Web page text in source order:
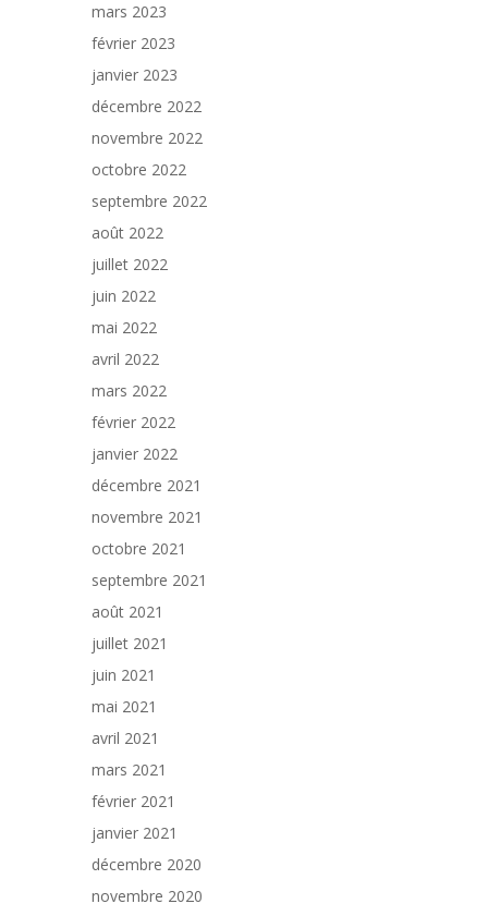
mars 2023
février 2023
janvier 2023
décembre 2022
novembre 2022
octobre 2022
septembre 2022
août 2022
juillet 2022
juin 2022
mai 2022
avril 2022
mars 2022
février 2022
janvier 2022
décembre 2021
novembre 2021
octobre 2021
septembre 2021
août 2021
juillet 2021
juin 2021
mai 2021
avril 2021
mars 2021
février 2021
janvier 2021
décembre 2020
novembre 2020